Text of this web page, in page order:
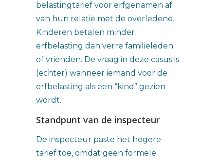
belastingtarief voor erfgenamen af
van hun relatie met de overledene.
Kinderen betalen minder
erfbelasting dan verre familieleden
of vrienden. De vraag in deze casus is
(echter) wanneer iemand voor de
erfbelasting als een “kind” gezien
wordt.
Standpunt van de inspecteur
De inspecteur paste het hogere
tarief toe, omdat geen formele